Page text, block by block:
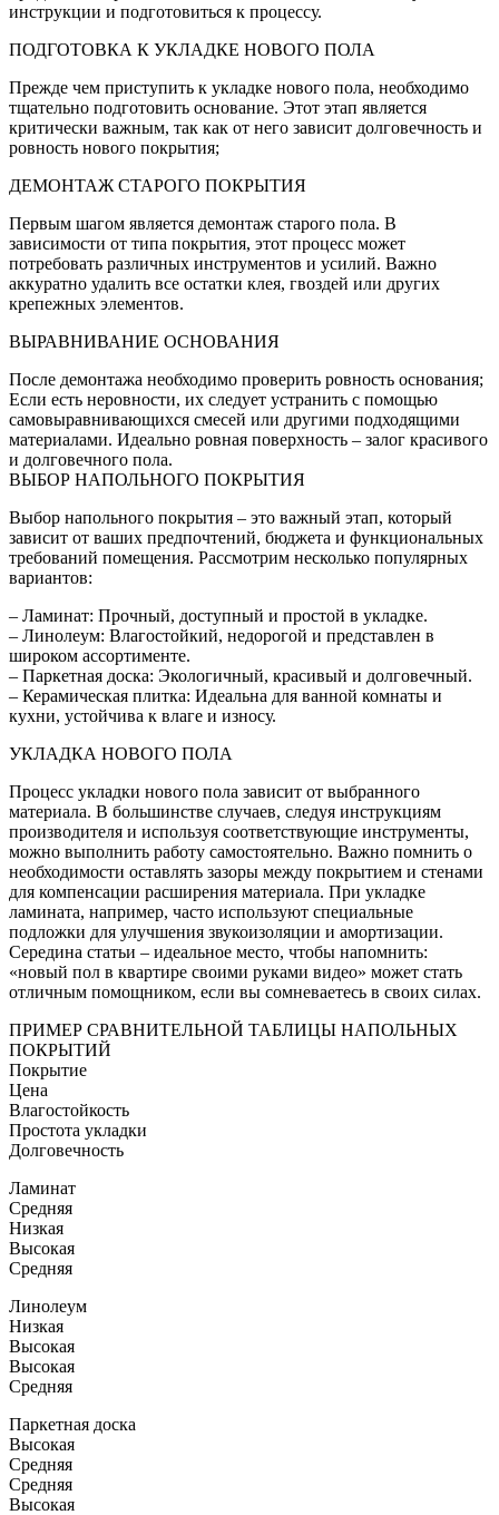
инструкции и подготовиться к процессу.
ПОДГОТОВКА К УКЛАДКЕ НОВОГО ПОЛА
Прежде чем приступить к укладке нового пола, необходимо
тщательно подготовить основание. Этот этап является
критически важным, так как от него зависит долговечность и
ровность нового покрытия;
ДЕМОНТАЖ СТАРОГО ПОКРЫТИЯ
Первым шагом является демонтаж старого пола. В
зависимости от типа покрытия, этот процесс может
потребовать различных инструментов и усилий. Важно
аккуратно удалить все остатки клея, гвоздей или других
крепежных элементов.
ВЫРАВНИВАНИЕ ОСНОВАНИЯ
После демонтажа необходимо проверить ровность основания;
Если есть неровности, их следует устранить с помощью
самовыравнивающихся смесей или другими подходящими
материалами. Идеально ровная поверхность – залог красивого
и долговечного пола.
ВЫБОР НАПОЛЬНОГО ПОКРЫТИЯ
Выбор напольного покрытия – это важный этап, который
зависит от ваших предпочтений, бюджета и функциональных
требований помещения. Рассмотрим несколько популярных
вариантов:
– Ламинат: Прочный, доступный и простой в укладке.
– Линолеум: Влагостойкий, недорогой и представлен в
широком ассортименте.
– Паркетная доска: Экологичный, красивый и долговечный.
– Керамическая плитка: Идеальна для ванной комнаты и
кухни, устойчива к влаге и износу.
УКЛАДКА НОВОГО ПОЛА
Процесс укладки нового пола зависит от выбранного
материала. В большинстве случаев, следуя инструкциям
производителя и используя соответствующие инструменты,
можно выполнить работу самостоятельно. Важно помнить о
необходимости оставлять зазоры между покрытием и стенами
для компенсации расширения материала. При укладке
ламината, например, часто используют специальные
подложки для улучшения звукоизоляции и амортизации.
Середина статьи – идеальное место, чтобы напомнить:
«новый пол в квартире своими руками видео» может стать
отличным помощником, если вы сомневаетесь в своих силах.
ПРИМЕР СРАВНИТЕЛЬНОЙ ТАБЛИЦЫ НАПОЛЬНЫХ
ПОКРЫТИЙ
Покрытие
Цена
Влагостойкость
Простота укладки
Долговечность
Ламинат
Средняя
Низкая
Высокая
Средняя
Линолеум
Низкая
Высокая
Высокая
Средняя
Паркетная доска
Высокая
Средняя
Средняя
Высокая